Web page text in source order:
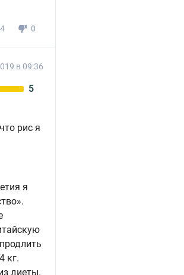
4 0
в 09:36
5
рис я
я
кг.
диеты.